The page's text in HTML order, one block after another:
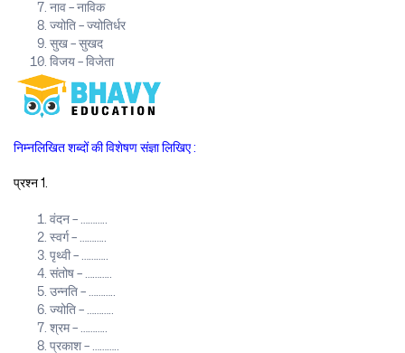
नाव – नाविक
ज्योति – ज्योतिर्धर
सुख – सुखद
विजय – विजेता
निम्नलिखित शब्दों की विशेषण संज्ञा लिखिए :
प्रश्न 1.
वंदन – ………..
स्वर्ग – ………..
पृथ्वी – ………..
संतोष – ………..
उन्नति – ………..
ज्योति – ………..
श्रम – ………..
प्रकाश – ………..